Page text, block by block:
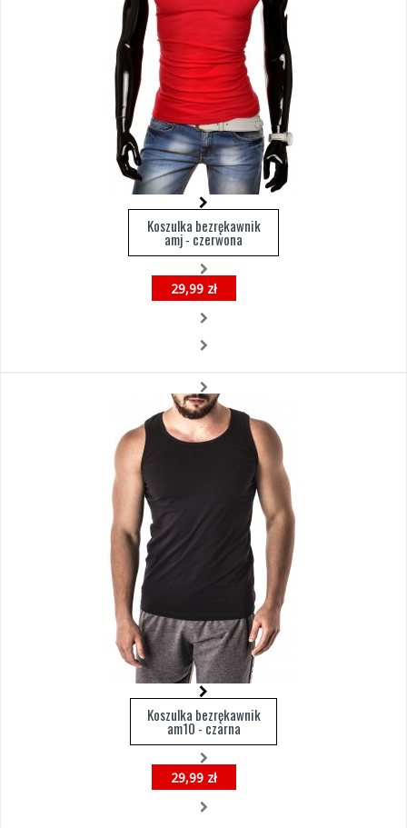
Koszulka bezrękawnik
amj - czerwona
29,99 zł
Koszulka bezrękawnik
am10 - czarna
29,99 zł